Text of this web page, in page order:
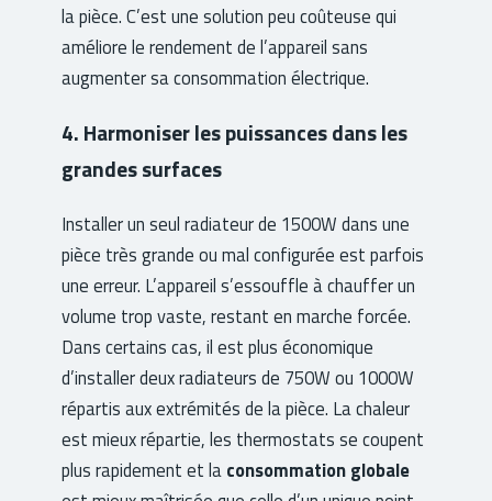
la pièce. C’est une solution peu coûteuse qui
améliore le rendement de l’appareil sans
augmenter sa consommation électrique.
4. Harmoniser les puissances dans les
grandes surfaces
Installer un seul radiateur de 1500W dans une
pièce très grande ou mal configurée est parfois
une erreur. L’appareil s’essouffle à chauffer un
volume trop vaste, restant en marche forcée.
Dans certains cas, il est plus économique
d’installer deux radiateurs de 750W ou 1000W
répartis aux extrémités de la pièce. La chaleur
est mieux répartie, les thermostats se coupent
plus rapidement et la consommation globale